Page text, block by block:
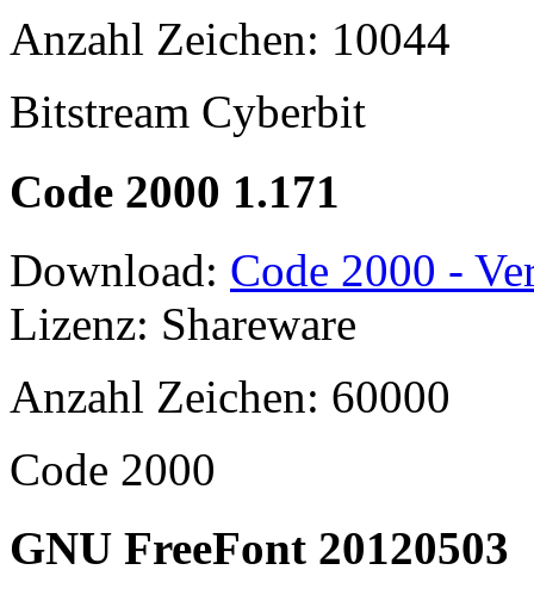
Anzahl Zeichen: 10044
Bitstream Cyberbit
Code 2000 1.171
Download: Code 2000 -
Lizenz: Shareware
Anzahl Zeichen: 60000
Code 2000
GNU FreeFont 20120503